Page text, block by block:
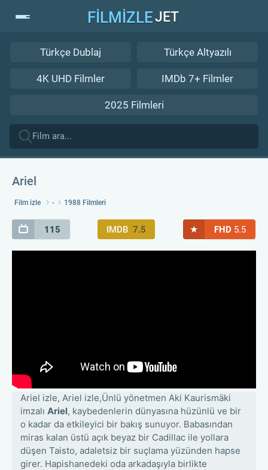
FİLMİZLEJET
Türkçe Dublaj Türkçe Altyazılı
4K UHD Filmler IMDb 7+ Filmler
2025 Filmleri
Ariel
Film izle - 1988 Filmleri
115 IMDB 7.5 ★ FHD 5.5
Ariel izle, Ariel izle,Ünlü yönetmen Aki Kaurismäki
imzalı Ariel, kaybedenlerin dünyasına hüzünlü ve bir
o kadar da etkileyici bir bakış sunuyor. Babasından
miras kalan üstü açık beyaz bir Cadillac ile yollara
düşen Taisto, adaletsiz bir suçlama yüzünden hapse
girer. Hapishanedeki oda arkadaşıyla birlikte